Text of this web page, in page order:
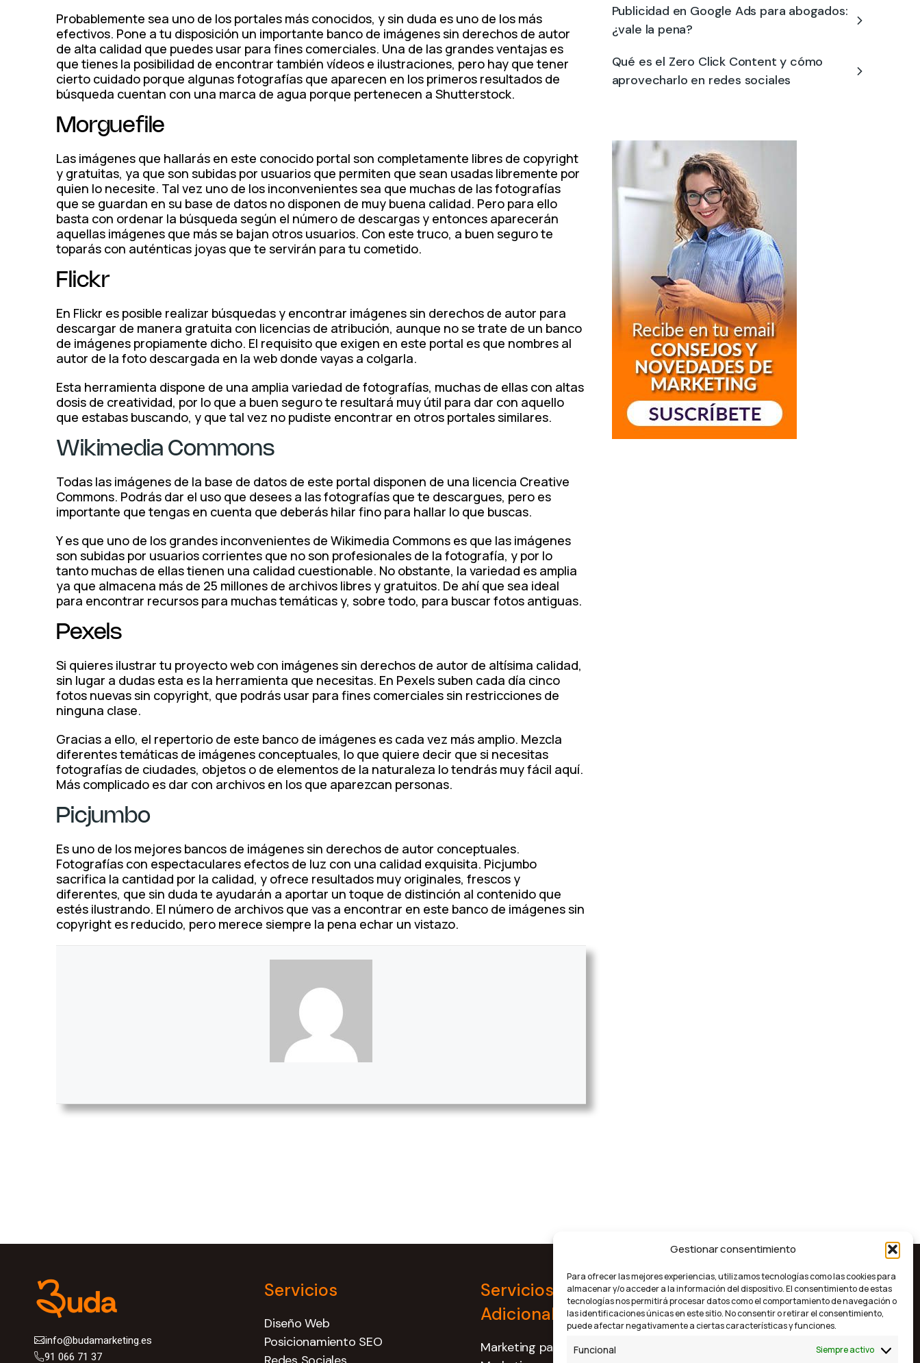
Gestionar consentimiento
Para ofrecer las mejores experiencias, utilizamos tecnologías como las cookies para
almacenar y/o acceder a la información del dispositivo. El consentimiento de estas
tecnologías nos permitirá procesar datos como el comportamiento de navegación o
las identificaciones únicas en este sitio. No consentir o retirar el consentimiento,
puede afectar negativamente a ciertas características y funciones.
Funcional Siempre activo
Probablemente sea uno de los portales más conocidos, y sin duda es uno de los más
efectivos. Pone a tu disposición un importante banco de imágenes sin derechos de autor
de alta calidad que puedes usar para fines comerciales. Una de las grandes ventajas es
que tienes la posibilidad de encontrar también vídeos e ilustraciones, pero hay que tener
cierto cuidado porque algunas fotografías que aparecen en los primeros resultados de
búsqueda cuentan con una marca de agua porque pertenecen a Shutterstock.
Morguefile
Las imágenes que hallarás en este conocido portal son completamente libres de copyright
y gratuitas, ya que son subidas por usuarios que permiten que sean usadas libremente por
quien lo necesite. Tal vez uno de los inconvenientes sea que muchas de las fotografías
que se guardan en su base de datos no disponen de muy buena calidad. Pero para ello
basta con ordenar la búsqueda según el número de descargas y entonces aparecerán
aquellas imágenes que más se bajan otros usuarios. Con este truco, a buen seguro te
toparás con auténticas joyas que te servirán para tu cometido.
Flickr
En Flickr es posible realizar búsquedas y encontrar imágenes sin derechos de autor para
descargar de manera gratuita con licencias de atribución, aunque no se trate de un banco
de imágenes propiamente dicho. El requisito que exigen en este portal es que nombres al
autor de la foto descargada en la web donde vayas a colgarla.
Esta herramienta dispone de una amplia variedad de fotografías, muchas de ellas con altas
dosis de creatividad, por lo que a buen seguro te resultará muy útil para dar con aquello
que estabas buscando, y que tal vez no pudiste encontrar en otros portales similares.
Wikimedia Commons
Todas las imágenes de la base de datos de este portal disponen de una licencia Creative
Commons. Podrás dar el uso que desees a las fotografías que te descargues, pero es
importante que tengas en cuenta que deberás hilar fino para hallar lo que buscas.
Y es que uno de los grandes inconvenientes de Wikimedia Commons es que las imágenes
son subidas por usuarios corrientes que no son profesionales de la fotografía, y por lo
tanto muchas de ellas tienen una calidad cuestionable. No obstante, la variedad es amplia
ya que almacena más de 25 millones de archivos libres y gratuitos. De ahí que sea ideal
para encontrar recursos para muchas temáticas y, sobre todo, para buscar fotos antiguas.
Pexels
Si quieres ilustrar tu proyecto web con imágenes sin derechos de autor de altísima calidad,
sin lugar a dudas esta es la herramienta que necesitas. En Pexels suben cada día cinco
fotos nuevas sin copyright, que podrás usar para fines comerciales sin restricciones de
ninguna clase.
Gracias a ello, el repertorio de este banco de imágenes es cada vez más amplio. Mezcla
diferentes temáticas de imágenes conceptuales, lo que quiere decir que si necesitas
fotografías de ciudades, objetos o de elementos de la naturaleza lo tendrás muy fácil aquí.
Más complicado es dar con archivos en los que aparezcan personas.
Picjumbo
Es uno de los mejores bancos de imágenes sin derechos de autor conceptuales.
Fotografías con espectaculares efectos de luz con una calidad exquisita. Picjumbo
sacrifica la cantidad por la calidad, y ofrece resultados muy originales, frescos y
diferentes, que sin duda te ayudarán a aportar un toque de distinción al contenido que
estés ilustrando. El número de archivos que vas a encontrar en este banco de imágenes sin
copyright es reducido, pero merece siempre la pena echar un vistazo.
Publicidad en Google Ads para abogados:
¿vale la pena?
Qué es el Zero Click Content y cómo
aprovecharlo en redes sociales
info@budamarketing.es
91 066 71 37
Servicios
Diseño Web
Posicionamiento SEO
Servicios
Adicionales
Marketing para psicólogos
No Te Pierdas Nada
Suscríbete al blog